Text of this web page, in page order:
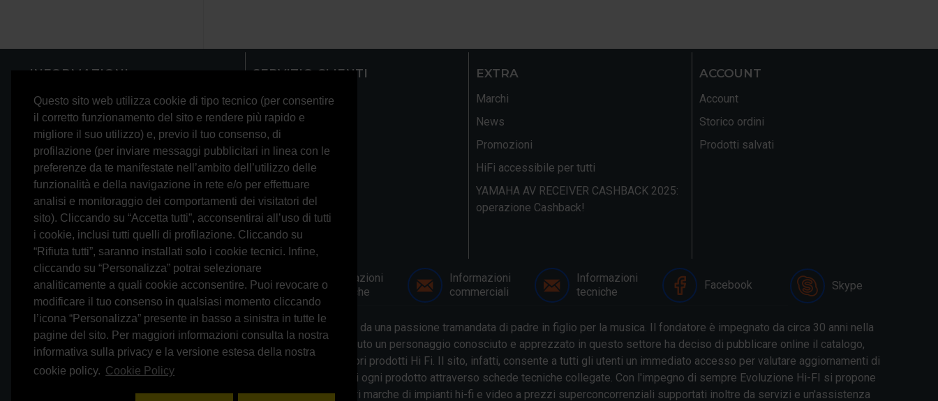
Questo sito web utilizza cookie di tipo tecnico (per consentire
il corretto funzionamento del sito e rendere più rapido e
migliore il suo utilizzo) e, previo il tuo consenso, di
profilazione (per inviare messaggi pubblicitari in linea con le
preferenze da te manifestate nell’ambito dell’utilizzo delle
funzionalità e della navigazione in rete e/o per effettuare
analisi e monitoraggio dei comportamenti dei visitatori del
sito). Cliccando su “Accetta tutti”, acconsentirai all’uso di tutti
i cookie, inclusi tutti quelli di profilazione. Cliccando su
“Rifiuta tutti”, saranno installati solo i cookie tecnici. Infine,
cliccando su “Personalizza” potrai selezionare
analiticamente a quali cookie acconsentire. Puoi revocare o
modificare il tuo consenso in qualsiasi momento cliccando
l’icona “Personalizza” presente in basso a sinistra in tutte le
pagine del sito. Per maggiori informazioni consulta la nostra
informativa sulla privacy e la versione estesa della nostra
cookie policy. Cookie Policy
INFORMAZIONI
Recensioni
La nostra storia
Trasparenza bancaria
Modalità di pagamento
Condizioni di vendita
Privacy
Cookie Policy
SERVIZIO CLIENTI
Contattaci
Restituzioni
Mappa del sito
Newsletter
EXTRA
Marchi
News
Promozioni
HiFi accessibile per tutti
YAMAHA AV RECEIVER CASHBACK 2025:
operazione Cashback!
ACCOUNT
Account
Storico ordini
Prodotti salvati
0697245677
0697245678
Whatsapp
3314433674
Informazioni
generiche
Informazioni
commerciali
Informazioni
tecniche
Facebook Skype
Evoluzione Hi-FI nasce dall'esperienza maturata negli anni e da una passione tramandata di padre in figlio per la musica. Il fondatore è impegnato da circa 30 anni nella
ricerca della migliore riproduzione sonora possibile. Divenuto un personaggio conosciuto e apprezzato in questo settore ha deciso di pubblicare online il catalogo,
quotidianamente aggiornato, della gamma completa dei migliori prodotti Hi Fi. Il sito, infatti, consente a tutti gli utenti un immediato accesso per valutare aggiornamenti di
prezzi e modelli consentendo l'analisi delle caratteristiche di ogni prodotto attraverso schede tecniche collegate. Con l'impegno di sempre Evoluzione Hi-FI si propone
come azienda professionale e affidabile offrendo le migliori marche di impianti hi-fi e video a prezzi superconcorrenziali supportati inoltre da servizi e un'assistenza